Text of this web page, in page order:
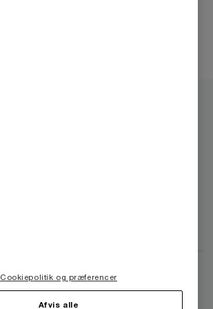
Afvis alle
Cookiepolitik og præferencer